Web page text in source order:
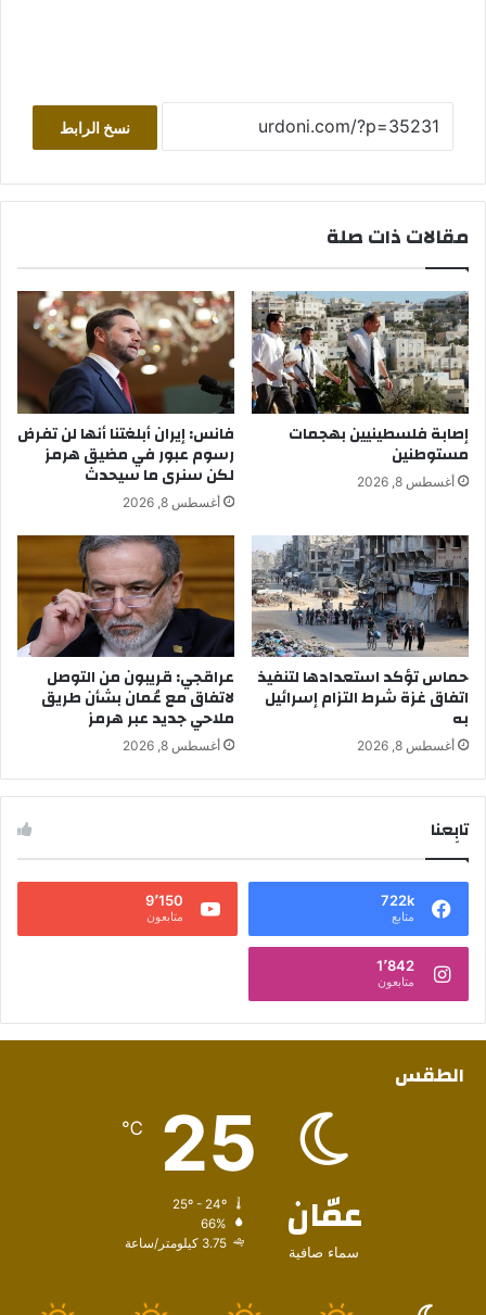
نسخ الرابط
مقالات ذات صلة
إصابة فلسطينيين بهجمات
مستوطنين
أغسطس 8, 2026
فانس: إيران أبلغتنا أنها لن تفرض
رسوم عبور في مضيق هرمز
لكن سنرى ما سيحدث
أغسطس 8, 2026
حماس تؤكد استعدادها لتنفيذ
اتفاق غزة شرط التزام إسرائيل
به
أغسطس 8, 2026
عراقجي: قريبون من التوصل
لاتفاق مع عُمان بشأن طريق
ملاحي جديد عبر هرمز
أغسطس 8, 2026
تابِعنا
722k
متابع
9٬150
متابعون
1٬842
متابعون
الطقس
عمّان
سماء صافية
25
℃
66%
3.75 كيلومتر/ساعة